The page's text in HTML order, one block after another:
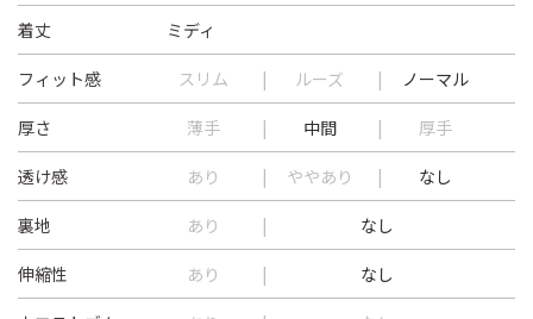
着丈 ミディ
フィット感 スリム ルーズ ノーマル
厚さ 薄手 中間 厚手
透け感 あり ややあり なし
裏地 あり なし
伸縮性 あり なし